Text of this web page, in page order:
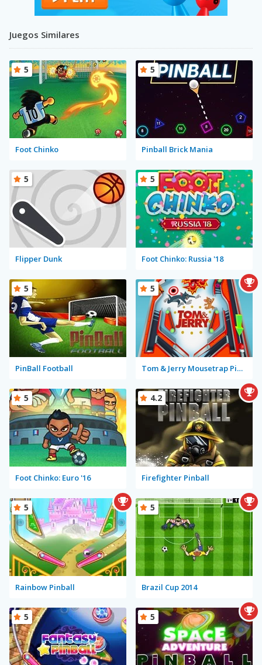
Juegos Similares
Foot Chinko
5
Pinball Brick Mania
5
Flipper Dunk
5
Foot Chinko: Russia '18
5
PinBall Football
5
Tom & Jerry Mousetrap Pinball
5
Foot Chinko: Euro '16
5
Firefighter Pinball
4.2
Rainbow Pinball
5
Brazil Cup 2014
5
5 5